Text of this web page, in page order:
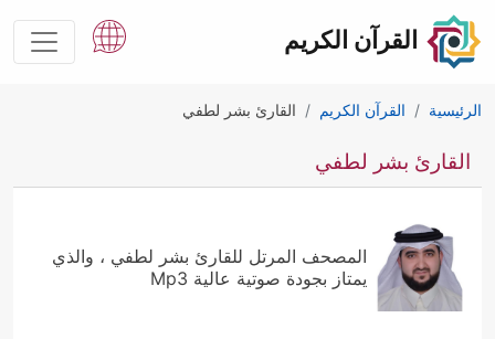
القرآن الكريم
الرئيسية القرآن الكريم القارئ بشر لطفي
القارئ بشر لطفي
المصحف المرتل للقارئ بشر لطفي ، والذي
يمتاز بجودة صوتية عالية Mp3